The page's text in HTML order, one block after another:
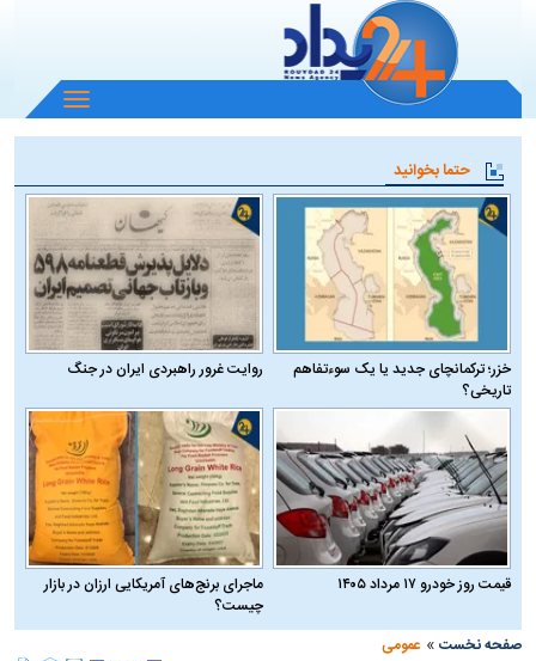
باز
و
منو
حتما بخوانید
خزر؛ ترکمانچای جدید یا یک سوءتفاهم
تاریخی؟
روایت غرور راهبردی ایران در جنگ
قیمت روز خودرو ۱۷ مرداد ۱۴۰۵
ماجرای برنج‌های آمریکایی ارزان در بازار
چیست؟
صفحه نخست » عمومی